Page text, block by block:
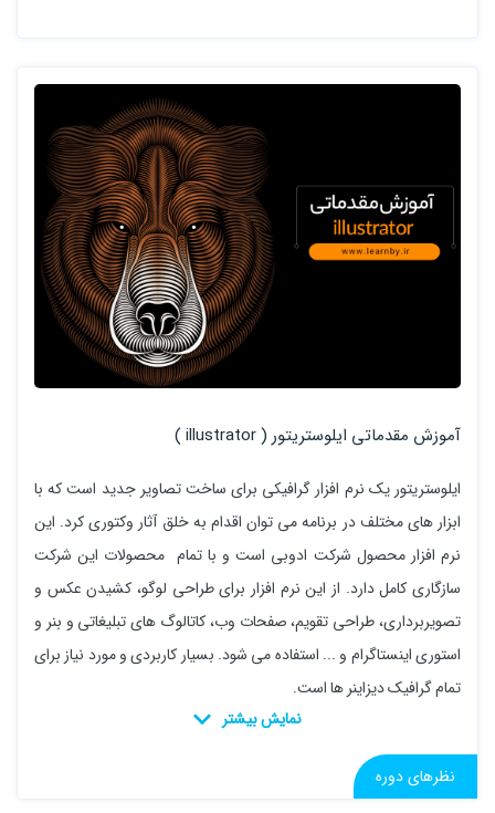
آموزش مقدماتی ایلوستریتور ( illustrator )
ایلوستریتور یک نرم افزار گرافیکی برای ساخت تصاویر جدید است که با
ابزار های مختلف در برنامه می توان اقدام به خلق آثار وکتوری کرد. این
نرم افزار محصول شرکت ادوبی است و با تمام محصولات این شرکت
سازگاری کامل دارد. از این نرم افزار برای طراحی لوگو، کشیدن عکس و
تصویربرداری، طراحی تقویم، صفحات وب، کاتالوگ های تبلیغاتی و بنر و
استوری اینستاگرام و ... استفاده می شود. بسیار کاربردی و مورد نیاز برای
تمام گرافیک دیزاینر ها است.
نظرهای دوره